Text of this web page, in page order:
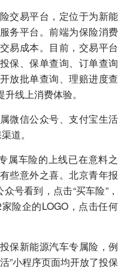
交易平台，定位于为新能
务平台。前端为保险消费
易成本。目前，交易平台
保、保单查询、订单查询
放批单查询、理赔进度查
线上消费体验。
微信公众号、支付宝生活
道。
属车险的上线已在意料之
些意外之喜。北京青年报
号看到，点击“买车险”，
险企的LOGO，点击任何
保新能源汽车专属险，例
”小程序页面均开放了投保